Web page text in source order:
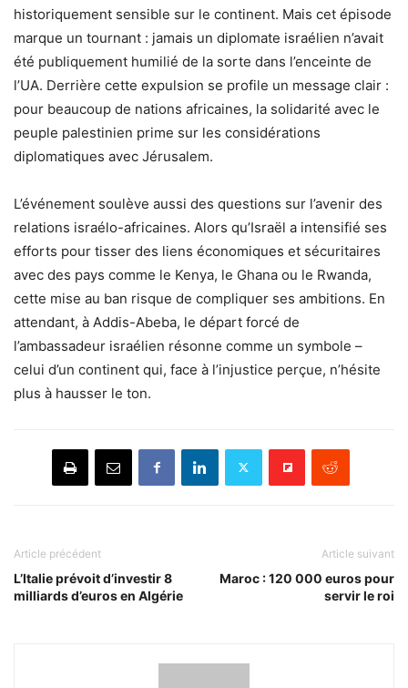
historiquement sensible sur le continent. Mais cet épisode
marque un tournant : jamais un diplomate israélien n’avait
été publiquement humilié de la sorte dans l’enceinte de
l’UA. Derrière cette expulsion se profile un message clair :
pour beaucoup de nations africaines, la solidarité avec le
peuple palestinien prime sur les considérations
diplomatiques avec Jérusalem.
L’événement soulève aussi des questions sur l’avenir des
relations israélo-africaines. Alors qu’Israël a intensifié ses
efforts pour tisser des liens économiques et sécuritaires
avec des pays comme le Kenya, le Ghana ou le Rwanda,
cette mise au ban risque de compliquer ses ambitions. En
attendant, à Addis-Abeba, le départ forcé de
l’ambassadeur israélien résonne comme un symbole –
celui d’un continent qui, face à l’injustice perçue, n’hésite
plus à hausser le ton.
Article précédent
L’Italie prévoit d’investir 8
milliards d’euros en Algérie
Article suivant
Maroc : 120 000 euros pour
servir le roi